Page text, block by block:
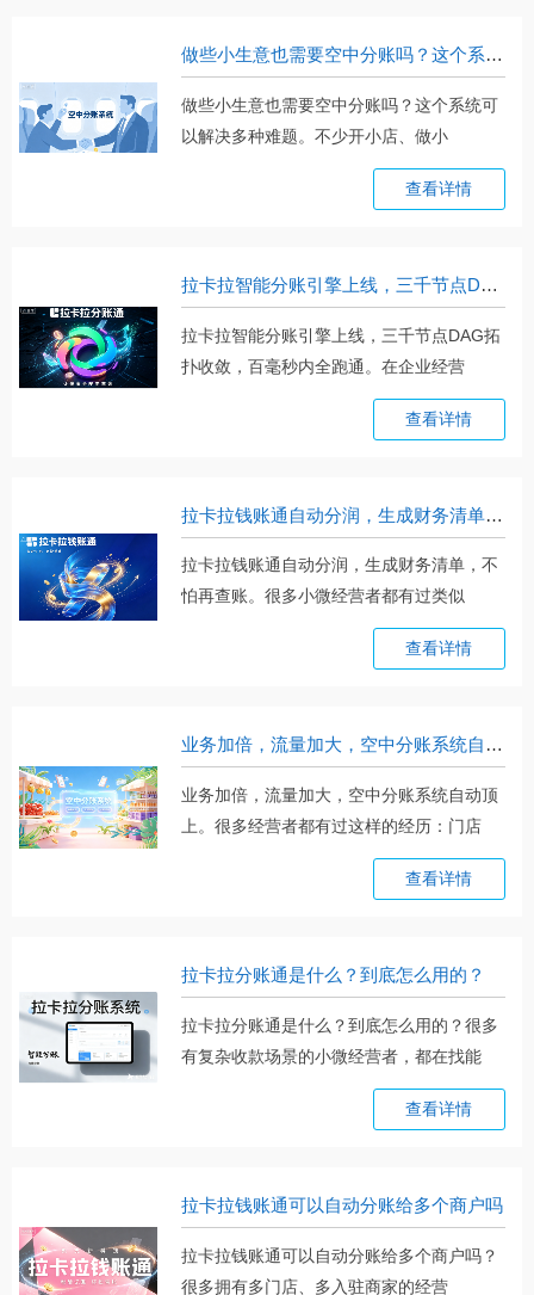
做些小生意也需要空中分账吗？这个系统可以解决多种难题
做些小生意也需要空中分账吗？这个系统可
以解决多种难题。不少开小店、做小
查看详情
拉卡拉智能分账引擎上线，三千节点DAG拓扑收敛，百毫秒内全跑通
拉卡拉智能分账引擎上线，三千节点DAG拓
扑收敛，百毫秒内全跑通。在企业经营
查看详情
拉卡拉钱账通自动分润，生成财务清单，不怕再查账
拉卡拉钱账通自动分润，生成财务清单，不
怕再查账。很多小微经营者都有过类似
查看详情
业务加倍，流量加大，空中分账系统自动顶上
业务加倍，流量加大，空中分账系统自动顶
上。很多经营者都有过这样的经历：门店
查看详情
拉卡拉分账通是什么？到底怎么用的？
拉卡拉分账通是什么？到底怎么用的？很多
有复杂收款场景的小微经营者，都在找能
查看详情
拉卡拉钱账通可以自动分账给多个商户吗
拉卡拉钱账通可以自动分账给多个商户吗？
很多拥有多门店、多入驻商家的经营